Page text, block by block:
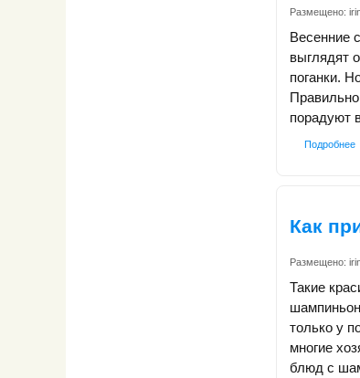
Размещено:
Весенние
выглядят
поганки.
порадуют
Подробнее
Как
Размещено:
Такие
только у
многие
блюд с